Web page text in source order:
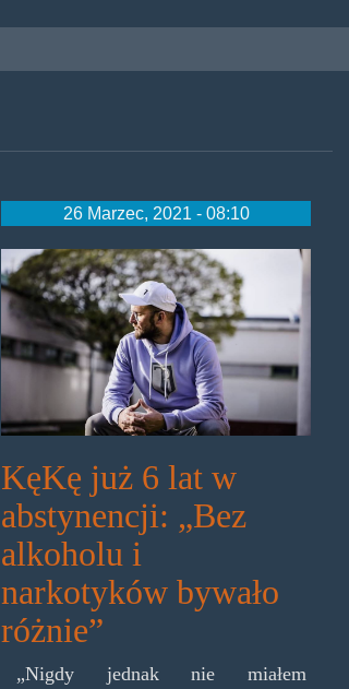
26 Marzec, 2021 - 08:10
kekeabstynent.jpg
KęKę już 6 lat w
abstynencji: „Bez
alkoholu i
narkotyków bywało
różnie”
„Nigdy jednak nie miałem